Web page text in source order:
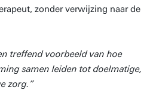
zonder verwijzing naar de
treffend voorbeeld van hoe
samen leiden tot doelmatige,
zorg.”